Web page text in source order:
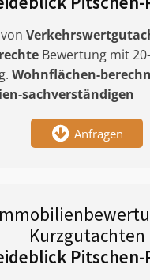
Bewertung mit
Wohnflächen-
sachverständigen
Anfragen
Kurzgutachten
Pitschen-